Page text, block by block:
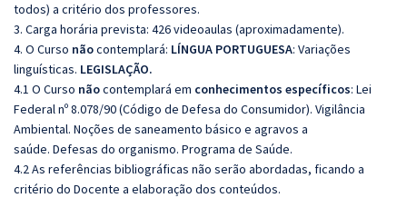
todos) a critério dos professores.
3. Carga horária prevista: 426 videoaulas (aproximadamente).
4. O Curso nãocontemplará: LÍNGUA PORTUGUESA: Variações
linguísticas. LEGISLAÇÃO.
4.1 O Curso nãocontemplará em conhecimentos específicos: Lei
Federal nº 8.078/90 (Código de Defesa do Consumidor). Vigilância
Ambiental. Noções de saneamento básico e agravos a
saúde. Defesas do organismo. Programa de Saúde.
4.2 As referências bibliográficas não serão abordadas, ficando a
critério do Docente a elaboração dos conteúdos.